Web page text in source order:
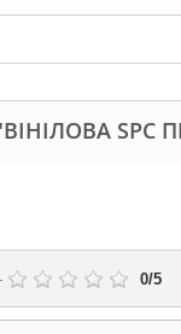
SPC
0/5